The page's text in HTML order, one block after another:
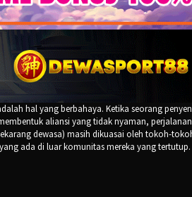
hal yang berbahaya. Ketika seorang
aliansi yang tidak nyaman, perjalanan
dewasa) masih dikuasai oleh tokoh-
ada di luar komunitas mereka yang tertutup.